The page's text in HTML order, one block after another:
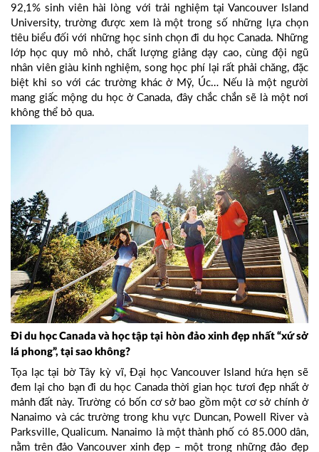
92,1% sinh viên hài lòng với trải nghiệm tại Vancouver Island
University, trường được xem là một trong số những lựa chọn
tiêu biểu đối với những học sinh chọn đi du học Canada. Những
lớp học quy mô nhỏ, chất lượng giảng dạy cao, cùng đội ngũ
nhân viên giàu kinh nghiệm, song học phí lại rất phải chăng, đặc
biệt khi so với các trường khác ở Mỹ, Úc… Nếu là một người
mang giấc mộng du học ở Canada, đây chắc chắn sẽ là một nơi
không thể bỏ qua.
Đi du học Canada và học tập tại hòn đảo xinh đẹp nhất “xứ sở
lá phong”, tại sao không?
Tọa lạc tại bờ Tây kỳ vĩ, Đại học Vancouver Island hứa hẹn sẽ
đem lại cho bạn đi du học Canada thời gian học tươi đẹp nhất ở
mảnh đất này. Trường có bốn cơ sở bao gồm một cơ sở chính ở
Nanaimo và các trường trong khu vực Duncan, Powell River và
Parksville, Qualicum. Nanaimo là một thành phố có 85.000 dân,
nằm trên đảo Vancouver xinh đẹp – một trong những đảo đẹp